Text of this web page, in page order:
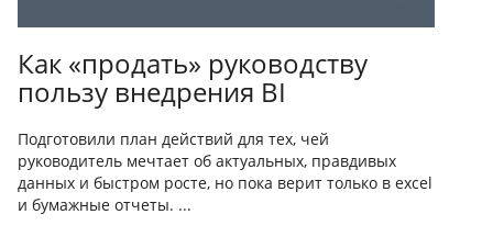
Как «продать» руководству
пользу внедрения BI
Подготовили план действий для тех, чей
руководитель мечтает об актуальных, правдивых
данных и быстром росте, но пока верит только в excel
и бумажные отчеты. ...